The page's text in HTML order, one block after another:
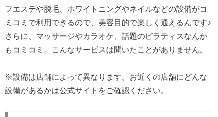
フエステや脱毛、ホワイトニングやネイルなどの設備がコ
ミコミで利用できるので、美容目的で楽しく通えるんです♪
さらに、マッサージやカラオケ、話題のピラティスなんか
もコミコミ。こんなサービスは聞いたことがありません。
※設備は店舗によって異なります。お近くの店舗にどんな
設備があるかは公式サイトをご確認ください。